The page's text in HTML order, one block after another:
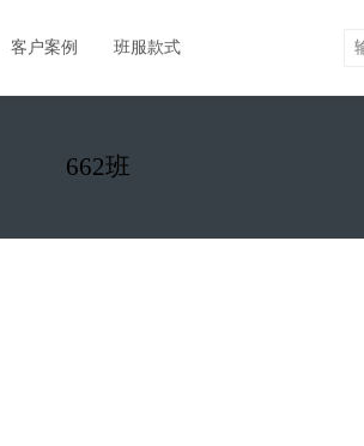
客户案例 班服款式
662班